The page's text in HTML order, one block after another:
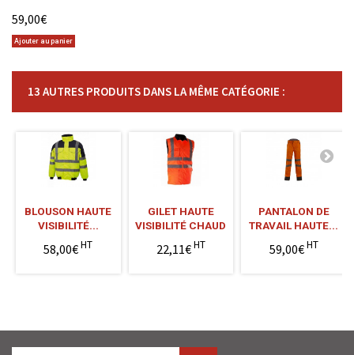
59,00€
Ajouter au panier
13 AUTRES PRODUITS DANS LA MÊME CATÉGORIE :
BLOUSON HAUTE
VISIBILITÉ...
58,00€HT
GILET HAUTE
VISIBILITÉ CHAUD
22,11€HT
PANTALON DE
TRAVAIL HAUTE...
59,00€HT